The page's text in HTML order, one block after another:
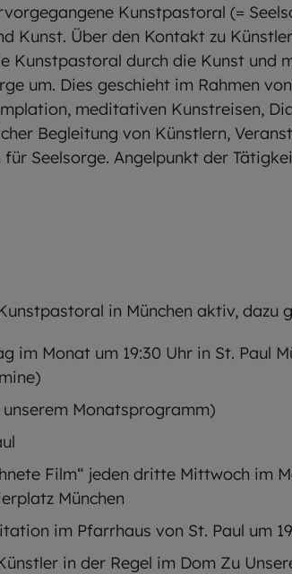
Kunstpastoral (=
Kunst. Über den Kontakt zu
Kunstpastoral durch die Kunst und
um. Dies geschieht im Rahmen
meditativen Kunstreisen,
Begleitung von Künstlern,
Seelsorge. Angelpunkt der
in München aktiv, dazu
im Monat um 19:30 Uhr in St. Paul
Monatsprogramm)
Film“ jeden dritte Mittwoch im
München
im Pfarrhaus von St. Paul um
in der Regel im Dom Zu